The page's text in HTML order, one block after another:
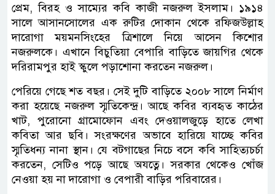
প্রেম, বিরহ ও সাম্যের কবি কাজী নজরুল ইসলাম। ১৯১৪
সালে আসানসোলের এক রুটির দোকান থেকে রফিজউল্লাহ
দারোগা ময়মনসিংহের ত্রিশালে নিয়ে আসেন কিশোর
নজরুলকে। এখানে বিচুতিয়া বেপারি বাড়িতে জায়গির থেকে
দরিরামপুর হাই স্কুলে পড়াশোনা করতেন নজরুল।
পেরিয়ে গেছে শত বছর। সেই দুটি বাড়িতে ২০০৮ সালে নির্মাণ
করা হয়েছে নজরুল স্মৃতিকেন্দ্র। আছে কবির ব্যবহৃত কাঠের
খাট, পুরোনো গ্রামোফোন এবং দেওয়ালজুড়ে হাতে লেখা
কবিতা আর ছবি। সংরক্ষণের অভাবে হারিয়ে যাচ্ছে কবির
স্মৃতিধন্য নানা স্থান। যে বটগাছের নিচে বসে কবি সাহিত্যচর্চা
করতেন, সেটিও পড়ে আছে অযত্নে। সরকার থেকেও খোঁজ
নেওয়া হয় না দারোগা ও বেপারী বাড়ির পরিবারের।